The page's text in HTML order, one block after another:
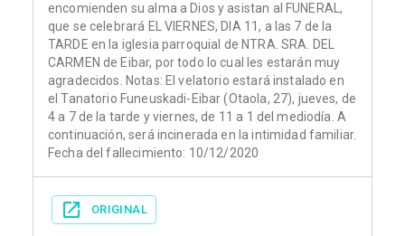
encomienden su alma a Dios y asistan al FUNERAL,
que se celebrará EL VIERNES, DIA 11, a las 7 de la
TARDE en la iglesia parroquial de NTRA. SRA. DEL
CARMEN de Eibar, por todo lo cual les estarán muy
agradecidos. Notas: El velatorio estará instalado en
el Tanatorio Funeuskadi-Eibar (Otaola, 27), jueves, de
4 a 7 de la tarde y viernes, de 11 a 1 del mediodía. A
continuación, será incinerada en la intimidad familiar.
Fecha del fallecimiento: 10/12/2020
ORIGINAL